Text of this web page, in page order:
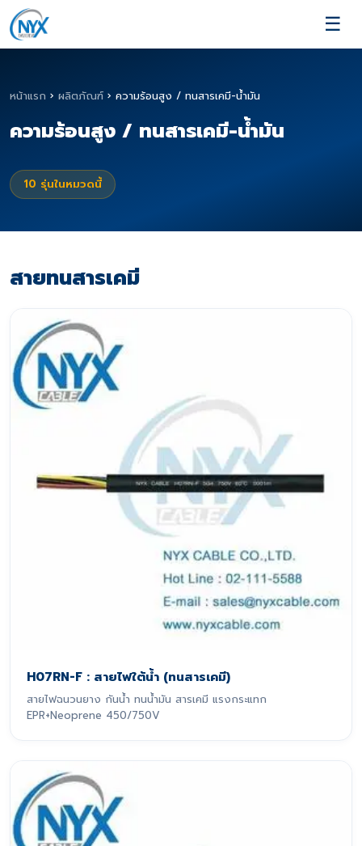
☰
หน้าแรก › ผลิตภัณฑ์ › ความร้อนสูง / ทนสารเคมี-น้ำมัน
ความร้อนสูง / ทนสารเคมี-น้ำมัน
10 รุ่นในหมวดนี้
สายทนสารเคมี
H07RN-F : สายไฟใต้น้ำ (ทนสารเคมี)
สายไฟฉนวนยาง กันน้ำ ทนน้ำมัน สารเคมี แรงกระแทก
EPR+Neoprene 450/750V